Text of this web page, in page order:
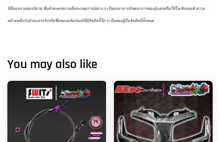
นี่คือผลงานของนิยาย ชื่อตัวละครสถานที่และเหตุการณ์ต่าง ๆ เป็นผลมาจากจินตนาการของผู้แต่งหรือใช้ในเชิงสมมติ ความ
คล้ายคลึงกับตัวละครจริงหรือชื่อของผลิตภัณฑ์ที่มีลิขสิทธิ์ใด ๆ เป็นของผู้ถือลิขสิทธิ์ทั้งหมด
You may also like